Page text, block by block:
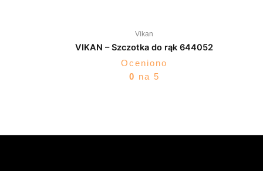
Vikan
VIKAN – Szczotka do rąk 644052
Oceniono
0 na 5